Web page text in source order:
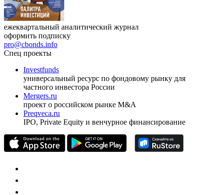
ежеквартальный аналитический журнал
оформить подписку
pro@cbonds.info
Спец проекты
Investfunds
универсальный ресурс по фондовому рынку для
частного инвестора России
Mergers.ru
проект о российском рынке M&A
Preqveca.ru
IPO, Private Equity и венчурное финансирование